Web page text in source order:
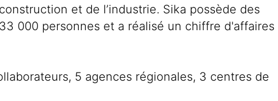
et de l’industrie. Sika possède des
000 personnes et a réalisé un chiffre d'affaires
5 agences régionales, 3 centres de